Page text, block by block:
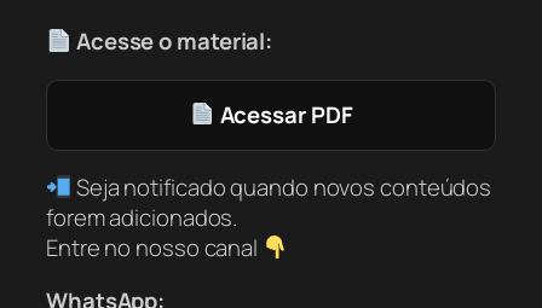
Acesse o material:
Acessar PDF
Seja notificado quando novos conteúdos
forem adicionados.
Entre no nosso canal
WhatsApp: